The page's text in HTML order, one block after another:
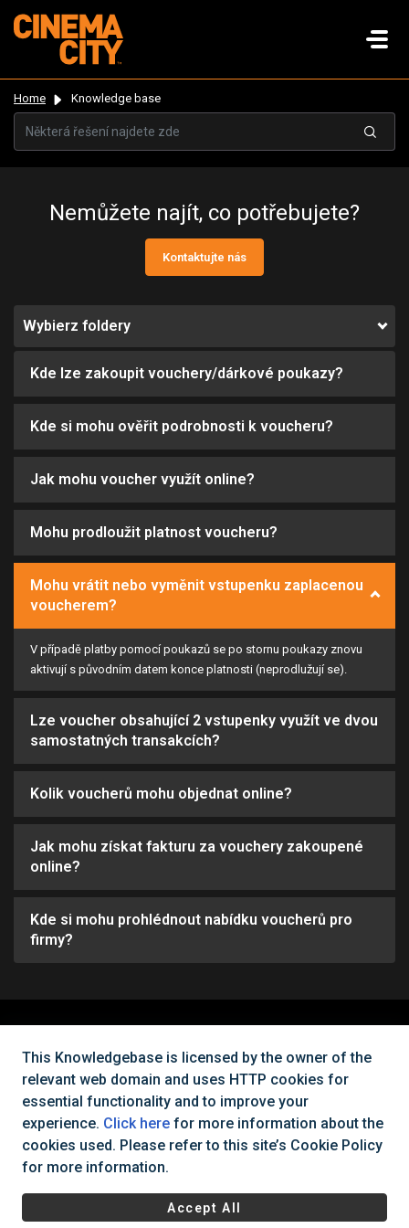
Home Knowledge base
Nemůžete najít, co potřebujete?
Kontaktujte nás
Wybierz foldery
Kde lze zakoupit vouchery/dárkové poukazy?
Kde si mohu ověřit podrobnosti k voucheru?
Jak mohu voucher využít online?
Mohu prodloužit platnost voucheru?
Mohu vrátit nebo vyměnit vstupenku zaplacenou
voucherem?
V případě platby pomocí poukazů se po stornu poukazy znovu
aktivují s původním datem konce platnosti (neprodlužují se).
Lze voucher obsahující 2 vstupenky využít ve dvou
samostatných transakcích?
Kolik voucherů mohu objednat online?
Jak mohu získat fakturu za vouchery zakoupené
online?
Kde si mohu prohlédnout nabídku voucherů pro
firmy?
Nemůžete najít, co potřebujete?
Všechna práva vyhrazena Cinema City Česká republika
Všeobecné obchodní podmínky |
Ochrana osobních údajů a
cookies
This Knowledgebase is licensed by the owner of the
relevant web domain and uses HTTP cookies for
essential functionality and to improve your
experience. Click here for more information about the
cookies used. Please refer to this site’s Cookie Policy
for more information.
Accept All